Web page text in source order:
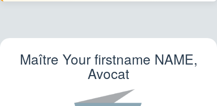
Maître Your firstname NAME,
Avocat